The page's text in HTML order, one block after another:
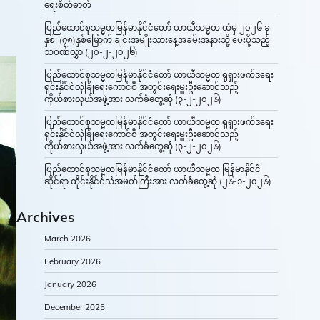
ရေးစိတ်ဓာတ်
ပြည်ထောင်စုသမ္မတမြန်မာနိုင်ငံတော် ယာယီသမ္မတ ထံမှ ၂၀၂၆ ခု
နှစ်၊ (၇၈)နှစ်မြောက် ချင်းအမျိုးသားနေ့အခမ်းအနားသို့ ပေးပို့သည့်
သဝဏ်လွှာ (၂၀-၂-၂၀၂၆)
ပြည်ထောင်စုသမ္မတမြန်မာနိုင်ငံတော် ယာယီသမ္မတ ရုရှားဖက်ဒရေး
ရှင်းနိုင်ငံလုံခြုံရေးကောင်စီ အတွင်းရေးမှူးဦးဆောင်သည့်
ကိုယ်စားလှယ်အဖွဲ့အား လက်ခံတွေ့ဆုံ (၃-၂-၂၀၂၆)
ပြည်ထောင်စုသမ္မတမြန်မာနိုင်ငံတော် ယာယီသမ္မတ ရုရှားဖက်ဒရေး
ရှင်းနိုင်ငံလုံခြုံရေးကောင်စီ အတွင်းရေးမှူးဦးဆောင်သည့်
ကိုယ်စားလှယ်အဖွဲ့အား လက်ခံတွေ့ဆုံ (၃-၂-၂၀၂၆)
ပြည်ထောင်စုသမ္မတမြန်မာနိုင်ငံတော် ယာယီသမ္မတ မြန်မာနိုင်ငံ
ဆိုင်ရာ ထိုင်းနိုင်ငံသံအမတ်ကြီးအား လက်ခံတွေ့ဆုံ (၂၆-၁-၂၀၂၆)
Archives
March 2026
February 2026
January 2026
December 2025